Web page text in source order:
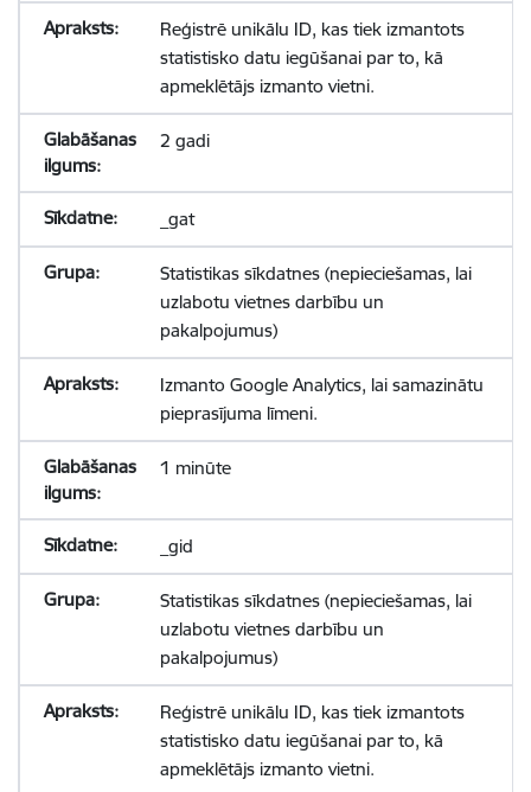
Reģistrē unikālu ID, kas tiek izmantots
statistisko datu iegūšanai par to, kā
apmeklētājs izmanto vietni.
2 gadi
_gat
Statistikas sīkdatnes (nepieciešamas, lai
uzlabotu vietnes darbību un
pakalpojumus)
Izmanto Google Analytics, lai samazinātu
pieprasījuma līmeni.
1 minūte
_gid
Statistikas sīkdatnes (nepieciešamas, lai
uzlabotu vietnes darbību un
pakalpojumus)
Reģistrē unikālu ID, kas tiek izmantots
statistisko datu iegūšanai par to, kā
apmeklētājs izmanto vietni.